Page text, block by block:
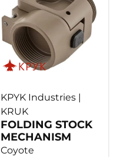
KPYK Industries |
KRUK
FOLDING STOCK
MECHANISM
Coyote